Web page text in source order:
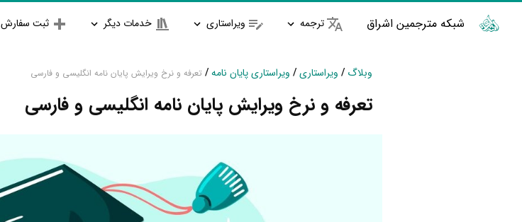
شبکه مترجمین اشراق ترجمه ویراستاری خدمات دیگر ثبت سفارش
وبلاگ / ویراستاری/ ویراستاری پایان نامه/ تعرفه و نرخ ویرایش پایان نامه انگلیسی و فارسی
تعرفه و نرخ ویرایش پایان نامه انگلیسی و فارسی